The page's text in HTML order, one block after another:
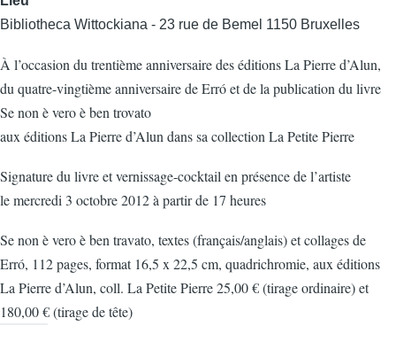
Bibliotheca Wittockiana - 23 rue de Bemel 1150 Bruxelles
À l’occasion du trentième anniversaire des éditions La Pierre d’Alun,
du quatre-vingtième anniversaire de Erró et de la publication du livre
Se non è vero è ben trovato
aux éditions La Pierre d’Alun dans sa collection La Petite Pierre
Signature du livre et vernissage-cocktail en présence de l’artiste
le mercredi 3 octobre 2012 à partir de 17 heures
Se non è vero è ben travato, textes (français/anglais) et collages de
Erró, 112 pages, format 16,5 x 22,5 cm, quadrichromie, aux éditions
La Pierre d’Alun, coll. La Petite Pierre 25,00 € (tirage ordinaire) et
180,00 € (tirage de tête)